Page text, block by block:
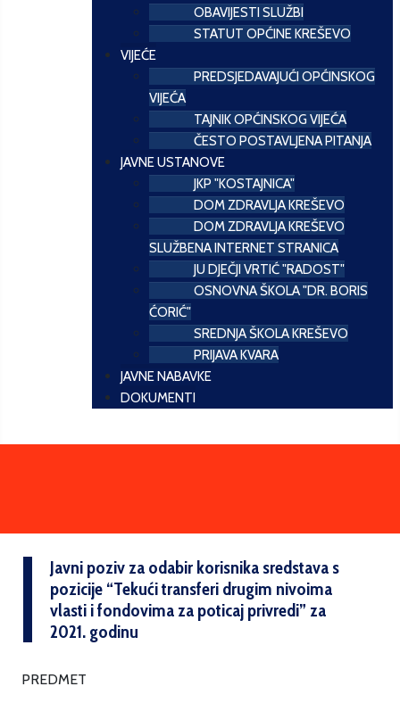
OBAVIJESTI SLUŽBI
STATUT OPĆINE KREŠEVO
VIJEĆE
PREDSJEDAVAJUĆI OPĆINSKOG
VIJEĆA
TAJNIK OPĆINSKOG VIJEĆA
ČESTO POSTAVLJENA PITANJA
JAVNE USTANOVE
JKP "KOSTAJNICA"
DOM ZDRAVLJA KREŠEVO
DOM ZDRAVLJA KREŠEVO
SLUŽBENA INTERNET STRANICA
JU DJEČJI VRTIĆ "RADOST"
OSNOVNA ŠKOLA "DR. BORIS
ĆORIĆ"
SREDNJA ŠKOLA KREŠEVO
PRIJAVA KVARA
JAVNE NABAVKE
DOKUMENTI
Javni poziv za odabir korisnika sredstava s
pozicije “Tekući transferi drugim nivoima
vlasti i fondovima za poticaj privredi” za
2021. godinu
PREDMET